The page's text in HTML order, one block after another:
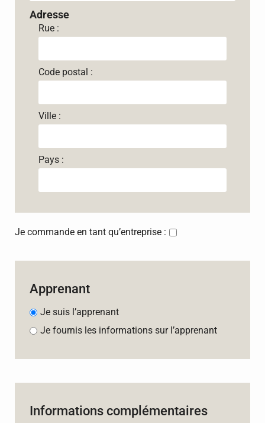
Adresse
Rue :
Code postal :
Ville :
Pays :
Je commande en tant qu’entreprise :
Apprenant
Je suis l’apprenant
Je fournis les informations sur l’apprenant
Informations complémentaires